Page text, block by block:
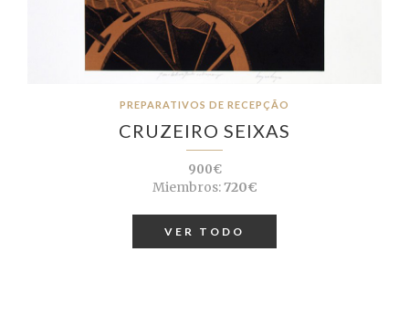
PREPARATIVOS DE RECEPÇÃO
CRUZEIRO SEIXAS
900€
Miembros:720€
VER TODO